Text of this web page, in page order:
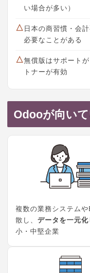
い場合が多い）
△ 日本の商習慣・会
必要なことがある
△無償版はサポート
トナーが有効
Odooが向い
複数の業務システム
散し、 データを一元化
小・中堅企業